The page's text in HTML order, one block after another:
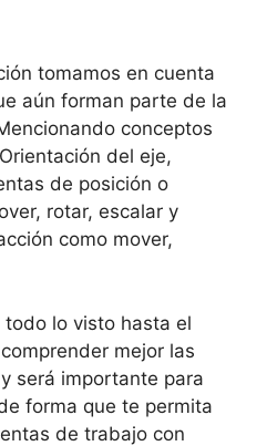
tomamos en cuenta
aún forman parte de la
conceptos
del eje,
de posición o
rotar, escalar y
como mover,
lo visto hasta el
mejor las
será importante para
forma que te permita
de trabajo con